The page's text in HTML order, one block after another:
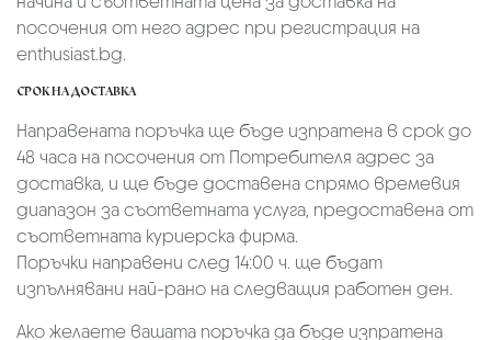
посочения от него адрес при регистрация на
enthusiast.bg.
СРОК НА ДОСТАВКА
Направената поръчка ще бъде изпратена в срок до
48 часа на посочения от Потребителя адрес за
доставка, и ще бъде доставена спрямо времевия
диапазон за съответната услуга, предоставена от
съответната куриерска фирма.
Поръчки направени след 14:00 ч. ще бъдат
изпълнявани най-рано на следващия работен ден.
Ако желаете вашата поръчка да бъде изпратена